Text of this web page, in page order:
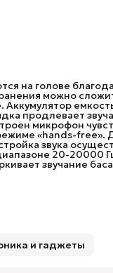
на голове
можно
продлевает
микрофон
«hands-free».
звука
20-20000
звучание
и гаджеты